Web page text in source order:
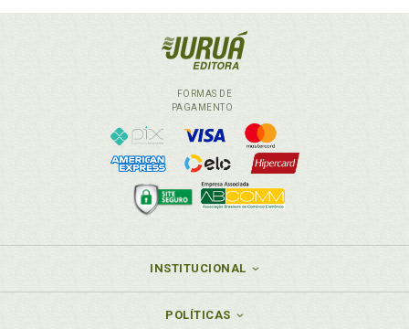
FORMAS DE
PAGAMENTO
INSTITUCIONAL
POLÍTICAS